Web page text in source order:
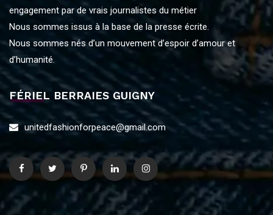
engagement par de vrais journalistes du métier
Nous sommes issus à la base de la presse écrite.
Nous sommes nés d’un mouvement d’espoir d’amour et
d’humanité.
FÉRIEL BERRAIES GUIGNY
unitedfashionforpeace@gmail.com